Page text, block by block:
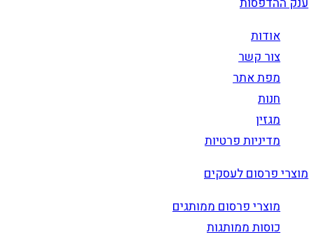
אודות
צור קשר
מפת אתר
חנות
מגזין
מדיניות פרטיות
מוצרי פרסום לעסקים
מוצרי פרסום ממותגים
כוסות ממותגות